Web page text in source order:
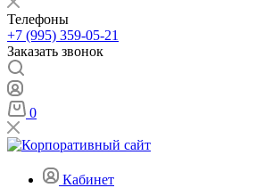
Телефоны
+7 (995) 359-05-21
Заказать звонок
0
Кабинет